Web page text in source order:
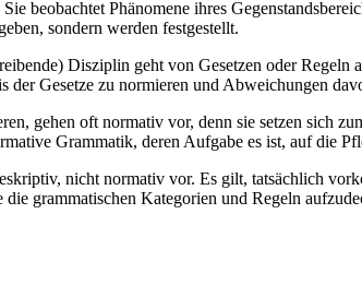
beobachtet Phänomene ihres
sondern werden festgestellt.
Disziplin geht von Gesetzen oder
der Gesetze zu normieren und Abweichungen
gehen oft normativ vor, denn sie setzen sich
Grammatik, deren Aufgabe es ist, auf die
nicht normativ vor. Es gilt, tatsächlich
grammatischen Kategorien und Regeln